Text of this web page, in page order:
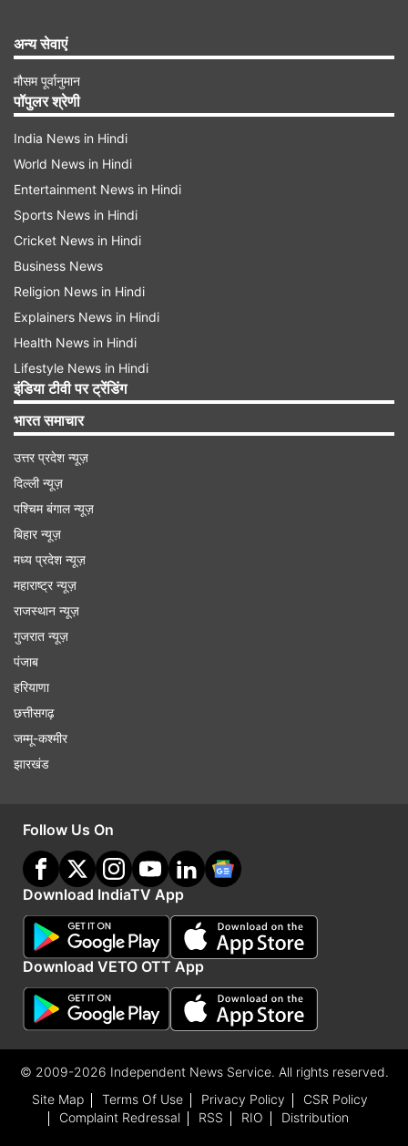
अन्य सेवाएं
मौसम पूर्वानुमान
पॉपुलर श्रेणी
India News in Hindi
World News in Hindi
Entertainment News in Hindi
Sports News in Hindi
Cricket News in Hindi
Business News
Religion News in Hindi
Explainers News in Hindi
Health News in Hindi
Lifestyle News in Hindi
इंडिया टीवी पर ट्रेंडिंग
भारत समाचार
उत्तर प्रदेश न्यूज़
दिल्ली न्यूज़
पश्चिम बंगाल न्यूज़
बिहार न्यूज़
मध्य प्रदेश न्यूज़
महाराष्ट्र न्यूज़
राजस्थान न्यूज़
गुजरात न्यूज़
पंजाब
हरियाणा
छत्तीसगढ़
जम्मू-कश्मीर
झारखंड
Follow Us On
Download IndiaTV App
Download VETO OTT App
© 2009-2026 Independent News Service. All rights reserved.
Site Map
Terms Of Use Privacy Policy
CSR Policy
Complaint Redressal
RSS RIO Distribution